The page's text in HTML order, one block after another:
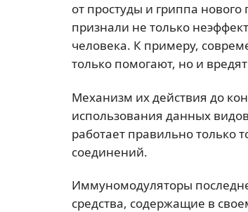
от простуды и гриппа нового
признали не только
человека. К примеру,
только помогают, но и
Механизм их действия до
использования данных
работает правильно только
соединений.
Иммуномодуляторы
средства, содержащие в